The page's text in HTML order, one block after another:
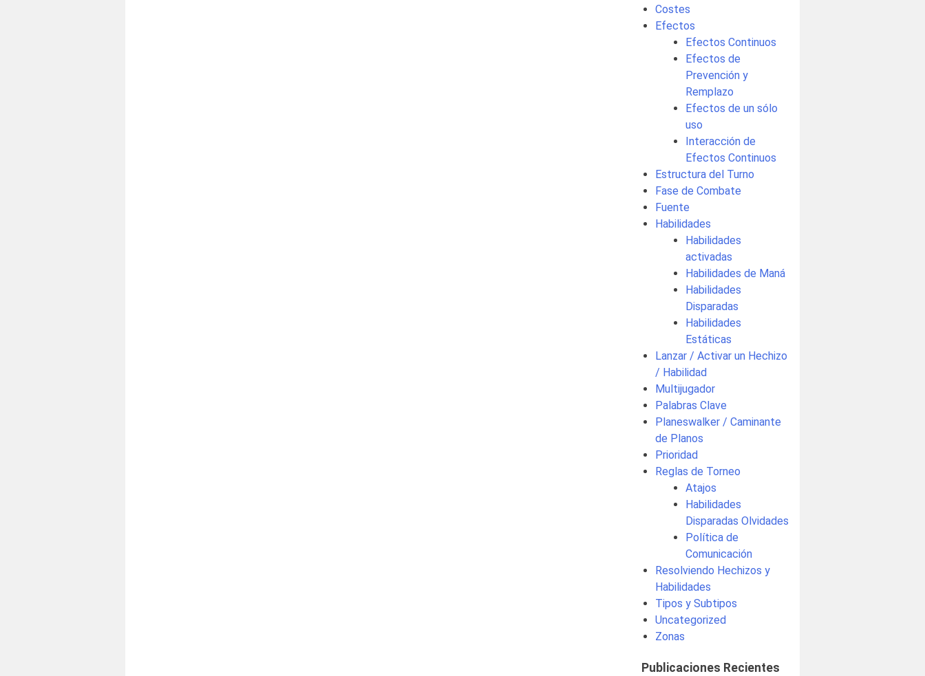
Costes
Efectos
Efectos Continuos
Efectos de
Prevención y
Remplazo
Efectos de un sólo
uso
Interacción de
Efectos Continuos
Estructura del Turno
Fase de Combate
Fuente
Habilidades
Habilidades
activadas
Habilidades de Maná
Habilidades
Disparadas
Habilidades
Estáticas
Lanzar / Activar un Hechizo
/ Habilidad
Multijugador
Palabras Clave
Planeswalker / Caminante
de Planos
Prioridad
Reglas de Torneo
Atajos
Habilidades
Disparadas Olvidades
Política de
Comunicación
Resolviendo Hechizos y
Habilidades
Tipos y Subtipos
Uncategorized
Zonas
Publicaciones Recientes